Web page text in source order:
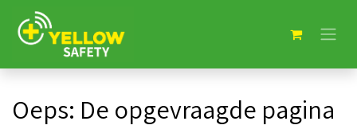
Oeps: De opgevraagde pagina